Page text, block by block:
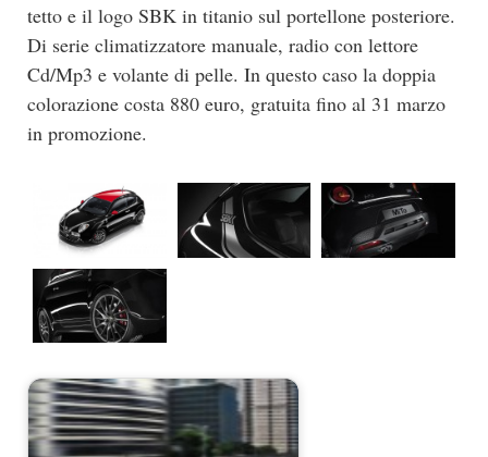
tetto e il logo SBK in titanio sul portellone posteriore.
Di serie climatizzatore manuale, radio con lettore
Cd/Mp3 e volante di pelle. In questo caso la doppia
colorazione costa 880 euro, gratuita fino al 31 marzo
in promozione.